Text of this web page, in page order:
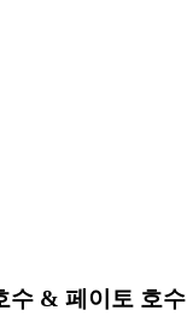
수 & 페이토 호수